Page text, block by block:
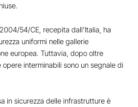
54/CE, recepita dall’Italia, ha
uniformi nelle gallerie
europea. Tuttavia, dopo oltre
opere interminabili sono un segnale di
in sicurezza delle infrastrutture è